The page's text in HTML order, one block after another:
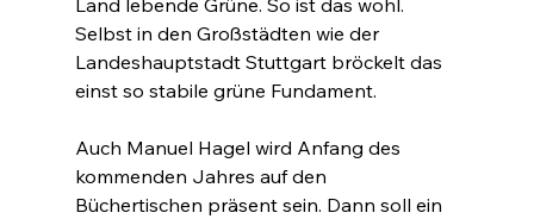
Selbst in den Großstädten wie der
Landeshauptstadt Stuttgart bröckelt das
einst so stabile grüne Fundament.
Auch Manuel Hagel wird Anfang des
kommenden Jahres auf den
Büchertischen präsent sein. Dann soll ein